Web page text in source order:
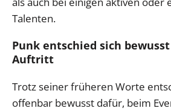
Talenten.
Punk entschied sich
Auftritt
Trotz seiner früheren Worte
offenbar bewusst dafür, beim